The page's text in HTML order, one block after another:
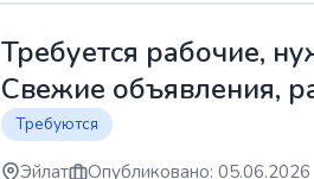
Требуется рабочие,
Свежие объявления,
Требуются
Эйлат Опубликовано: 05.06.2026